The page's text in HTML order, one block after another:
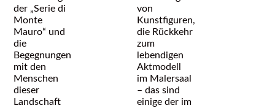
der „Serie di
Monte
Mauro“ und
die
Begegnungen
mit den
Menschen
dieser
Landschaft
von
Kunstfiguren,
die Rückkehr
zum
lebendigen
Aktmodell
im Malersaal
– das sind
einige der im